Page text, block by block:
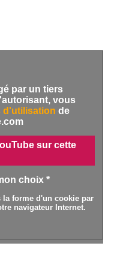
par un tiers
vous
d'utilisation de
sur cette
choix *
la forme d'un cookie par
navigateur Internet.